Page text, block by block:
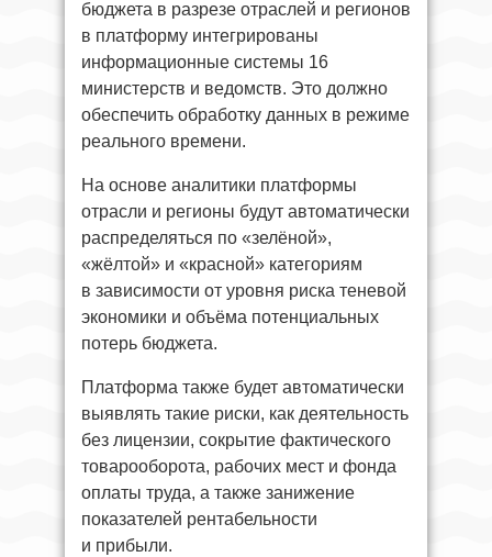
бюджета в разрезе отраслей и регионов
в платформу интегрированы
информационные системы 16
министерств и ведомств. Это должно
обеспечить обработку данных в режиме
реального времени.
На основе аналитики платформы
отрасли и регионы будут автоматически
распределяться по «зелёной»,
«жёлтой» и «красной» категориям
в зависимости от уровня риска теневой
экономики и объёма потенциальных
потерь бюджета.
Платформа также будет автоматически
выявлять такие риски, как деятельность
без лицензии, сокрытие фактического
товарооборота, рабочих мест и фонда
оплаты труда, а также занижение
показателей рентабельности
и прибыли.